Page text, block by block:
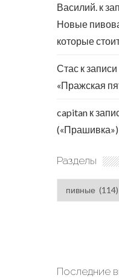
Василий. к
Новые
которые
Стас к записи
«Пражская
capitan к
(«Прашивка»)
Разделы
Разделы
Последние